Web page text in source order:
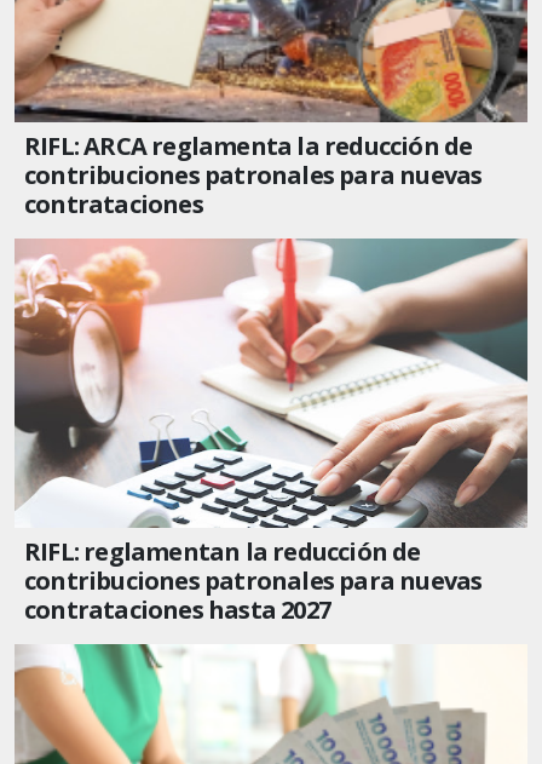
RIFL: ARCA reglamenta la reducción de
contribuciones patronales para nuevas
contrataciones
RIFL: reglamentan la reducción de
contribuciones patronales para nuevas
contrataciones hasta 2027